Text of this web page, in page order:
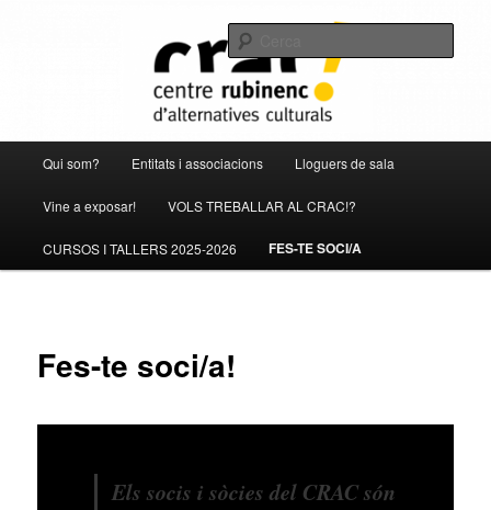
CRAC – Centre Rubinenc
d'Alternatives Culturals
principal
Qui som? Entitats i associacions Lloguers de sala
Vine a exposar! VOLS TREBALLAR AL CRAC!?
CURSOS I TALLERS 2025-2026 FES-TE SOCI/A
Fes-te soci/a!
Els socis i sòcies del CRAC són